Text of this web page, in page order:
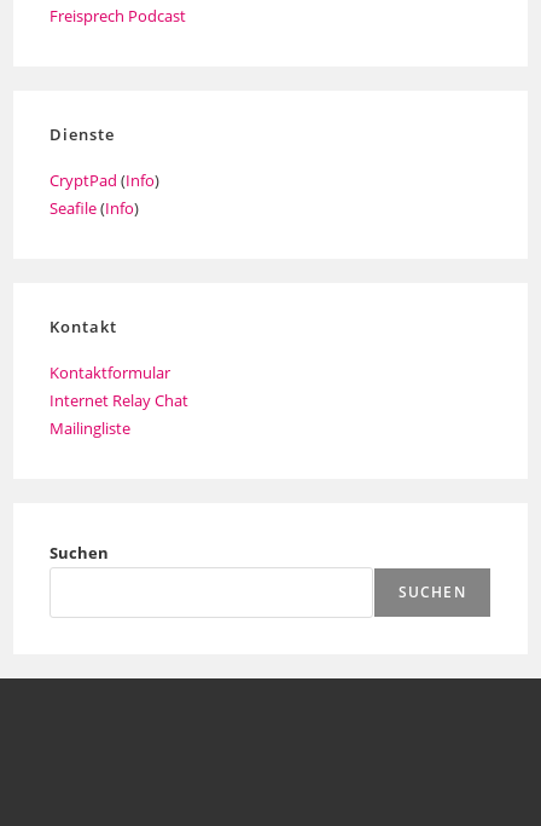
Freisprech Podcast
Dienste
CryptPad (Info)
Seafile(Info)
Kontakt
Kontaktformular
Internet Relay Chat
Mailingliste
Suchen
SUCHEN